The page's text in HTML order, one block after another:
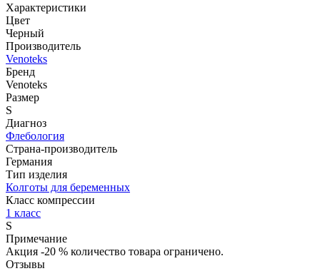
Характеристики
Цвет
Черный
Производитель
Venoteks
Бренд
Venoteks
Размер
S
Диагноз
Флебология
Страна-производитель
Германия
Тип изделия
Колготы для беременных
Класс компрессии
1 класс
S
Примечание
Акция -20 % количество товара ограничено.
Отзывы